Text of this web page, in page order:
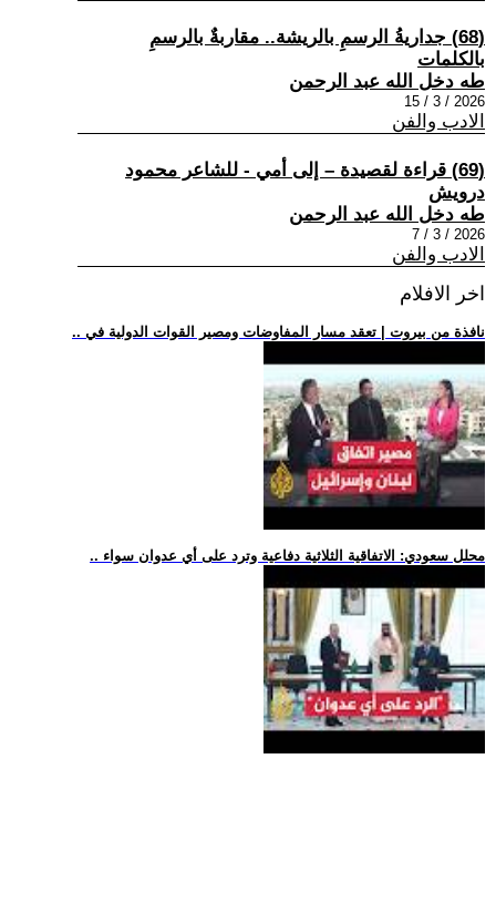
(68) جداريةُ الرسمِ بالريشة.. مقاربةٌ بالرسمِ
بالكلمات
طه دخل الله عبد الرحمن
2026 / 3 / 15
الادب والفن
(69) قراءة لقصيدة – إلى أمي - للشاعر محمود
درويش
طه دخل الله عبد الرحمن
2026 / 3 / 7
الادب والفن
اخر الافلام
.. نافذة من بيروت | تعقد مسار المفاوضات ومصير القوات الدولية في
.. محلل سعودي: الاتفاقية الثلاثية دفاعية وترد على أي عدوان سواء